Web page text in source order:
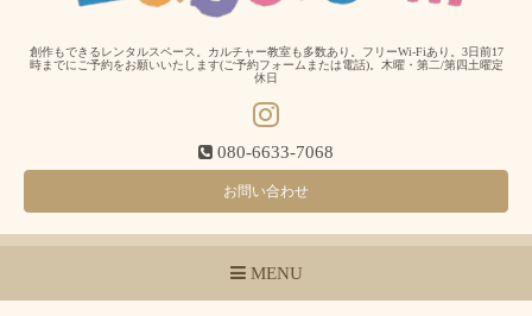
創作もできるレンタルスペース。カルチャー教室も多数あり。フリーWi-Fiあり。3日前17
時までにご予約をお願いいたします(ご予約フォームまたは電話)。木曜・第二/第四土曜定
休日
080-6633-7068
お問い合わせ
MENU